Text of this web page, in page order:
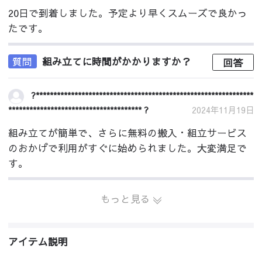
20日で到着しました。予定より早くスムーズで良かっ
たです。
質問 組み立てに時間がかかりますか？ 回答
?**************************************************************
************************************** ?
2024年11月19日
組み立てが簡単で、さらに無料の搬入・組立サービス
のおかげで利用がすぐに始められました。大変満足で
す。
もっと見る
アイテム説明